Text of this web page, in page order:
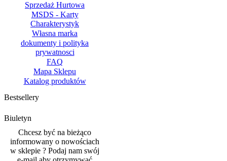
Sprzedaż Hurtowa
MSDS - Karty
Charakterystyk
Własna marka
dokumenty i polityka
prywatnosci
FAQ
Mapa Sklepu
Katalog produktów
Bestsellery
Biuletyn
Chcesz być na bieżąco
informowany o nowościach
w sklepie ? Podaj nam swój